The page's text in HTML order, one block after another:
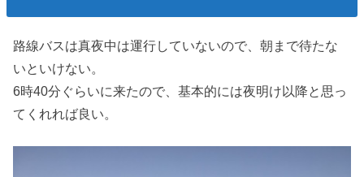
路線バスは真夜中は運行していないので、朝まで待たな
いといけない。
6時40分ぐらいに来たので、基本的には夜明け以降と思っ
てくれれば良い。